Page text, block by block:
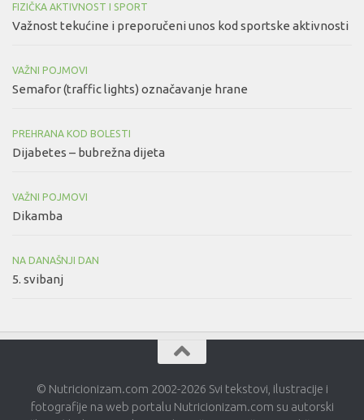
FIZIČKA AKTIVNOST I SPORT
Važnost tekućine i preporučeni unos kod sportske aktivnosti
VAŽNI POJMOVI
Semafor (traffic lights) označavanje hrane
PREHRANA KOD BOLESTI
Dijabetes – bubrežna dijeta
VAŽNI POJMOVI
Dikamba
NA DANAŠNJI DAN
5. svibanj
© Nutricionizam.com 2002-2026 Svi tekstovi, ilustracije i
fotografije na web portalu Nutricionizam.com su autorski